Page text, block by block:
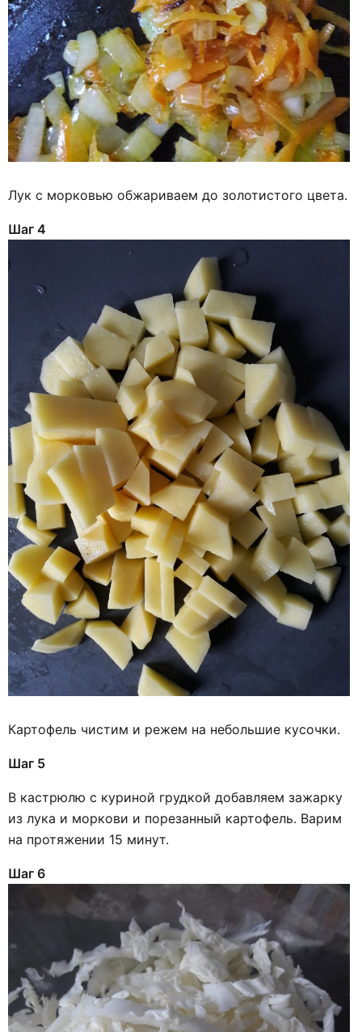
Лук с морковью обжариваем до золотистого цвета.
Шаг 4
Картофель чистим и режем на небольшие кусочки.
Шаг 5
В кастрюлю с куриной грудкой добавляем зажарку
из лука и моркови и порезанный картофель. Варим
на протяжении 15 минут.
Шаг 6